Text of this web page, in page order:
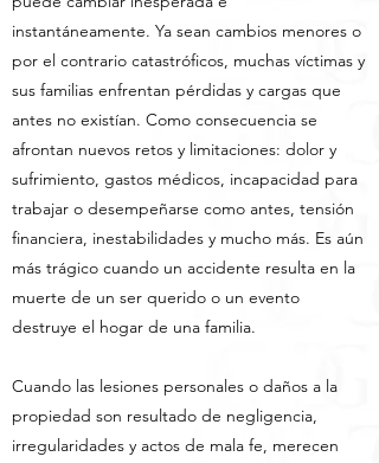
instantáneamente. Ya sean cambios menores o
por el contrario catastróficos, muchas víctimas y
sus familias enfrentan pérdidas y cargas que
antes no existían. Como consecuencia se
afrontan nuevos retos y limitaciones: dolor y
sufrimiento, gastos médicos, incapacidad para
trabajar o desempeñarse como antes, tensión
financiera, inestabilidades y mucho más. Es aún
más trágico cuando un accidente resulta en la
muerte de un ser querido o un evento
destruye el hogar de una familia.
Cuando las lesiones personales o daños a la
propiedad son resultado de negligencia,
irregularidades y actos de mala fe, merecen